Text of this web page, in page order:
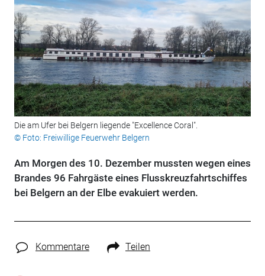
Die am Ufer bei Belgern liegende "Excellence Coral".
© Foto: Freiwillige Feuerwehr Belgern
Am Morgen des 10. Dezember mussten wegen eines
Brandes 96 Fahrgäste eines Flusskreuzfahrtschiffes
bei Belgern an der Elbe evakuiert werden.
Kommentare Teilen